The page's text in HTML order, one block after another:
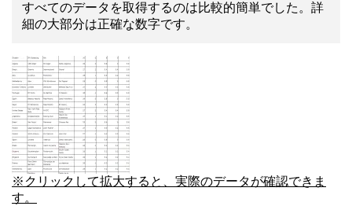
すべてのデータを取得するのは比較的簡単でした。詳
細の大部分は正確な数字です。
※クリックして拡大すると、実際のデータが確認できま
す。